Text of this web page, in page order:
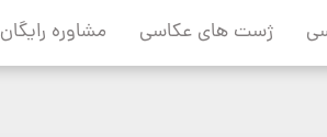
ژست های عکاسی مشاوره رایگان